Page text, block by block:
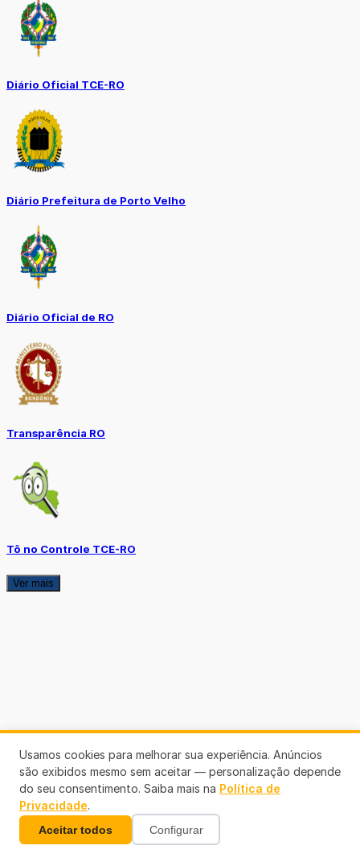
Diário Oficial TCE-RO
Diário Prefeitura de Porto Velho
Diário Oficial de RO
Transparência RO
Tô no Controle TCE-RO
Ver mais
Usamos cookies para melhorar sua experiência. Anúncios
são exibidos mesmo sem aceitar — personalização depende
do seu consentimento. Saiba mais na Política de
Privacidade.
Aceitar todos Configurar